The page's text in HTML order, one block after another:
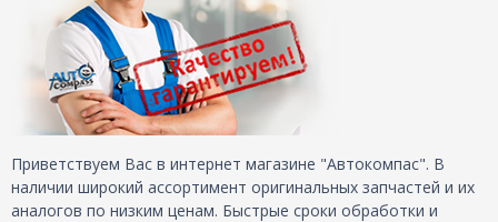
Приветствуем Вас в интернет магазине "Автокомпас". В
наличии широкий ассортимент оригинальных запчастей и их
аналогов по низким ценам. Быстрые сроки обработки и